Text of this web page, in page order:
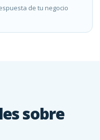
de tu negocio
sobre